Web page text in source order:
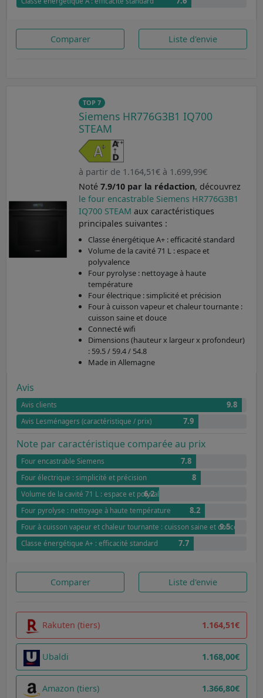
Comparer Liste d'envie
TOP 7
Siemens HR776G3B1 IQ700
STEAM
à partir de 1.164,51€ à 1.699,99€
Noté 7.9/10 par la rédaction, découvrez
le four encastrable Siemens HR776G3B1
IQ700 STEAM aux caractéristiques
principales suivantes :
Classe énergétique A+ : efficacité standard
Volume de la cavité 71 L : espace et
polyvalence
Four pyrolyse : nettoyage à haute
température
Four électrique : simplicité et précision
Four à cuisson vapeur et chaleur tournante :
cuisson saine et douce
Connecté wifi
Dimensions (hauteur x largeur x profondeur)
: 59.5 / 59.4 / 54.8
Made in Allemagne
Avis
Avis clients 9.8
Avis Lesménagers (caractéristique / prix) 7.9
Note par caractéristique comparée au prix
Four encastrable Siemens 7.8
Four électrique : simplicité et précision 8
Volume de la cavité 71 L : espace et polyvalence
6.2
Four pyrolyse : nettoyage à haute température 8.2
Four à cuisson vapeur et chaleur tournante : cuisson saine et douce
9.5
Classe énergétique A+ : efficacité standard 7.7
Comparer Liste d'envie
Rakuten (tiers) 1.164,51€
Ubaldi 1.168,00€
Amazon (tiers) 1.366,80€